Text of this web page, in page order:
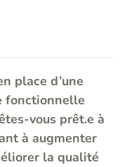
place d’une
fonctionnelle
vous prêt.e à
à augmenter
la qualité